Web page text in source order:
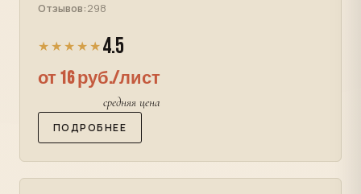
Отзывов:298
★★★★★ 4.5
от 16 руб./лист
средняя цена
ПОДРОБНЕЕ